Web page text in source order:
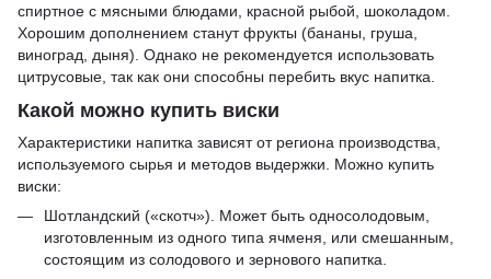
спиртное с мясными блюдами, красной рыбой, шоколадом.
Хорошим дополнением станут фрукты (бананы, груша,
виноград, дыня). Однако не рекомендуется использовать
цитрусовые, так как они способны перебить вкус напитка.
Какой можно купить виски
Характеристики напитка зависят от региона производства,
используемого сырья и методов выдержки. Можно купить
виски:
Шотландский («скотч»). Может быть односолодовым,
изготовленным из одного типа ячменя, или смешанным,
состоящим из солодового и зернового напитка.